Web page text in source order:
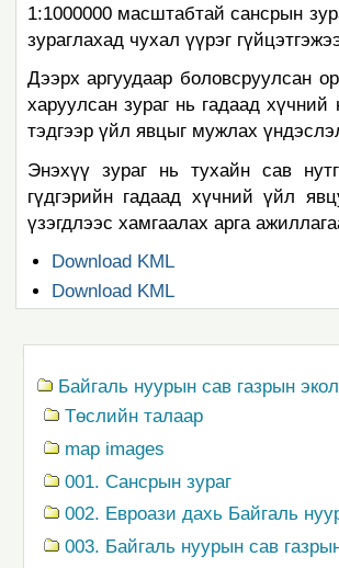
1:1000000 масштабтай сансрын
зураглахад чухал үүрэг
Дээрх аргуудаар боловсруулсан
харуулсан зураг нь гадаад
тэдгээр үйл явцыг мужлах
Энэхүү зураг нь тухайн сав
гүдгэрийн гадаад хүчний үйл
үзэгдлээс хамгаалах арга
Document
Download KML
Document
Actions
Download KML
Байгаль нуурын сав газрын
Төслийн талаар
map images
001. Сансрын зураг
002. Евроази дахь Байгаль
003. Байгаль нуурын сав